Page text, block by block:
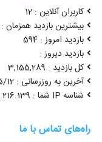
کاربران آنلاین : 12
بیشترین بازدید همزمان : 1047
بازدید امروز : 594
بازدید دیروز :
کل بازدید : 3,155,289
آخرین به روزرسانی : 1405/05/12 17:20:17
شناسه IP شما : 216.73.216.139
راه‌های تماس با ما